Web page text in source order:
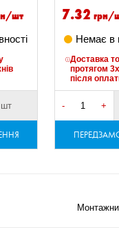
шт 7.32 грн/
Немає в
Доставка
протягом
після
- +